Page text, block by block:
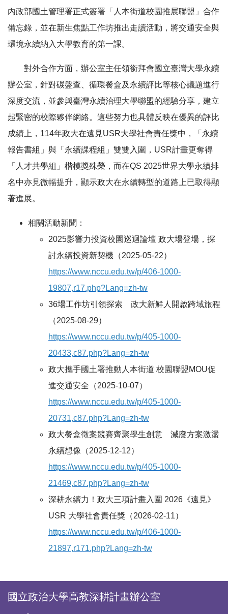
內政部國土管理署正式簽署「人本街道校園推展聯盟」合作
備忘錄，並在新生焦點工作坊推出走讀活動，將交通安全與
環境永續納入大學教育的第一課。
對外合作方面，辦公室主任領銜拜會國立臺灣大學永續
辦公室，針對碳盤查、循環餐盒及永續評比等核心議題進行
深度交流，並參與臺灣永續治理大學聯盟的經驗分享，建立
起緊密的校際夥伴網絡。這些努力也具體反映在優異的評比
成績上，114年政大在遠見USR大學社會責任獎中，「永續
報告書組」與「永續課程組」雙雙入圍，USR計畫更奪得
「人才共學組」楷模獎殊榮，而在QS 2025世界大學永續排
名中亦見微幅提升，顯示政大在永續轉型的道路上已取得顯
著進展。
相關活動新聞：
2025影響力投資校園巡迴論壇 政大場登場，探
討永續投資新契機（2025-05-22）
https://www.nccu.edu.tw/p/406-1000-
19807,r17.php?Lang=zh-tw
36場工作坊引領探索 政大新鮮人開啟跨域旅程
（2025-08-29）
https://www.nccu.edu.tw/p/405-1000-
20433,c87.php?Lang=zh-tw
政大攜手國土署推動人本街道 校園聯盟MOU促
進交通安全（2025-10-07）
https://www.nccu.edu.tw/p/405-1000-
20731,c87.php?Lang=zh-tw
政大餐盒徵案競賽齊聚學生創意 減廢方案激盪
永續想像（2025-12-12）
https://www.nccu.edu.tw/p/405-1000-
21469,c87.php?Lang=zh-tw
深耕永續力！政大三項計畫入圍 2026《遠見》
USR 大學社會責任獎（2026-02-11）
https://www.nccu.edu.tw/p/406-1000-
21897,r171.php?Lang=zh-tw
國立政治大學高教深耕計畫辦公室